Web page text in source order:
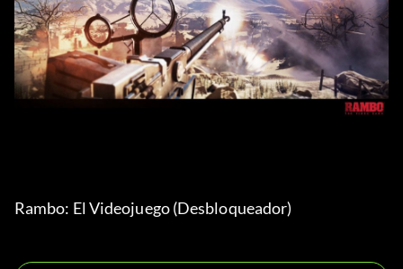
Rambo: El Videojuego (Desbloqueador)